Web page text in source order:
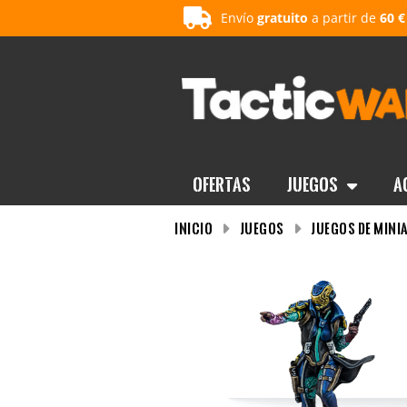
Envío gratuito a partir de 60 €
OFERTAS Juegos
INICIO Juegos Juegos de